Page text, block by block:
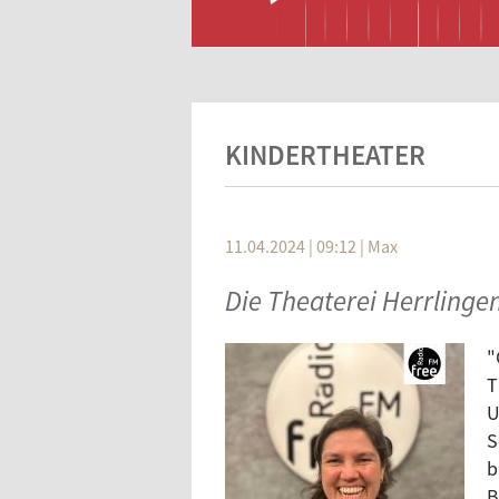
KINDERTHEATER
11.04.2024 | 09:12 | Max
Die Theaterei